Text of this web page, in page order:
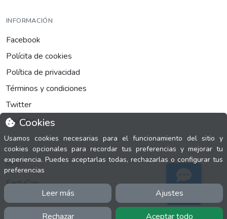
Cookies
Usamos cookies necesarias para el funcionamiento del sitio y
cookies opcionales para recordar tus preferencias y mejorar tu
experiencia. Puedes aceptarlas todas, rechazarlas o configurar tus
preferencias
Leer más Ajustes
Rechazar Aceptar todo
INFORMACIÓN
Facebook
Polícita de cookies
Política de privacidad
Términos y condiciones
Twitter
YouTube
MÁS
FactuCon
Normativa de facturación
Programa de Partners
Soporte